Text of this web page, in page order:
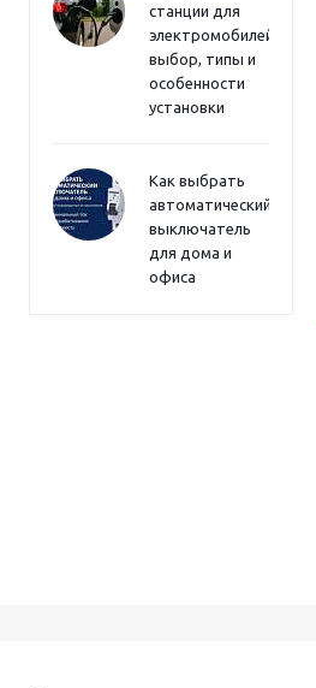
станции для
электромобилей:
выбор, типы и
особенности
установки
Как выбрать
автоматический
выключатель
для дома и
офиса